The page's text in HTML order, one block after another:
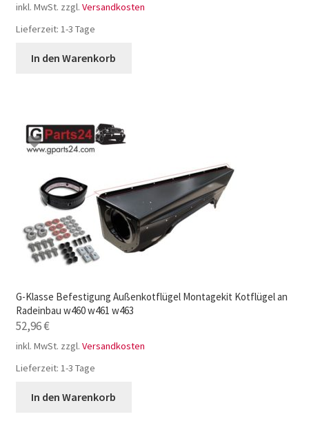
inkl. MwSt. zzgl. Versandkosten
Lieferzeit: 1-3 Tage
In den Warenkorb
G-Klasse Befestigung Außenkotflügel Montagekit Kotflügel an
Radeinbau w460 w461 w463
52,96€
inkl. MwSt. zzgl. Versandkosten
Lieferzeit: 1-3 Tage
In den Warenkorb